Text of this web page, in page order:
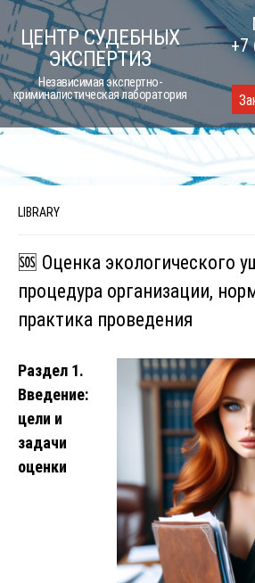
Skip
to
content
ЦЕНТР СУДЕБНЫХ
ЭКСПЕРТИЗ
Независимая экспертно-
криминалистическая лаборатория
+7
LIBRARY
🆘 Оценка экологического
процедура организации,
практика проведения
Раздел 1.
Введение:
цели и
задачи
оценки